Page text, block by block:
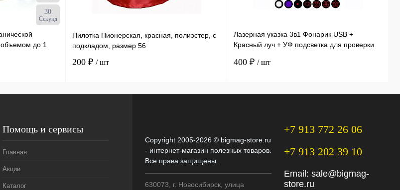
29
Секунд
объемом до 1
Пилотка Пионерская, красная, полиэстер, с
подкладом, размер 56
200 ₽ / шт
Лазерная указка 3в1 Фонарик USB +
Красный луч + УФ подсветка для проверки
400 ₽ / шт
Помощь и сервисы
Главная
Акции
Каталог
Copyright 2005-2026 © bigmag-store.ru
- интернет-магазин полезных товаров.
Все права защищены.
630073, г. Новосибирск, улица
+7 913 772 26 06
+7 913 202 39 10
Email: sale@bigmag-
store.ru